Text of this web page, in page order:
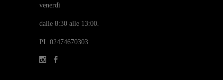
venerdì
dalle 8:30 alle 13:00.
PI: 02474670303